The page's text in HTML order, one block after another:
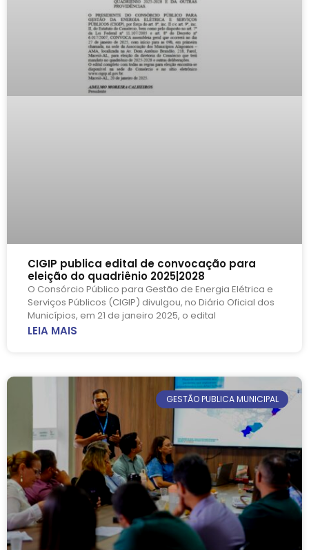
CIGIP publica edital de convocação para
eleição do quadriênio 2025|2028
O Consórcio Público para Gestão de Energia Elétrica e
Serviços Públicos (CIGIP) divulgou, no Diário Oficial dos
Municípios, em 21 de janeiro 2025, o edital
LEIA MAIS
GESTÃO PUBLICA MUNICIPAL